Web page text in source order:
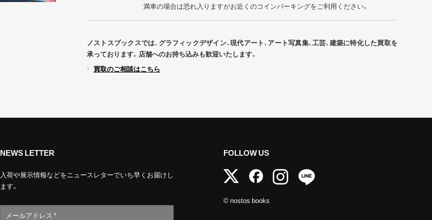
満車の場合は恐れ入りますがお近くのコインパーキングをご利用ください。
ノストスブックスでは、グラフィックデザイン、現代アート、アート写真集、工芸、建築に特化した買取を
承っております。店舗へのお持ち込みも歓迎いたします。
買取のご相談はこちら
NEWS LETTER
入荷や展示情報などをニュースレターでいち早くお届けし
ます。
FOLLOW US
© nostos books